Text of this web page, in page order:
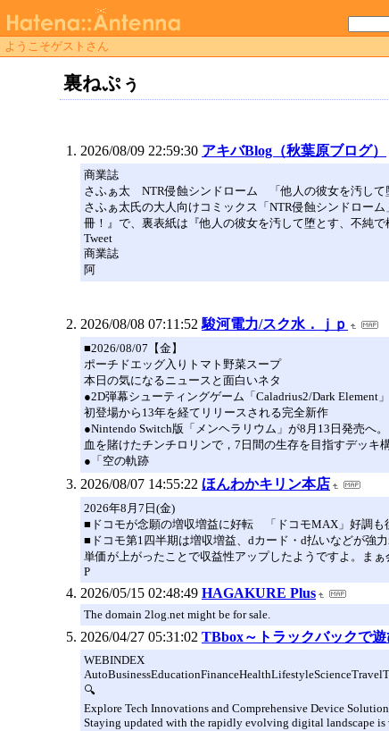
ようこそゲストさん
裏ねぷぅ
2026/08/09 22:59:30 アキバBlog（秋葉原ブログ）
商業誌
さふぁ太 NTR侵蝕シンドローム 「他人の彼女を汚して
さふぁ太氏の大人向けコミックス「NTR侵蝕シンドロー
冊！』で、裏表紙は『他人の彼女を汚して堕とす、不純
Tweet
商業誌
阿
2026/08/08 07:11:52 駿河電力/スク水．ｊｐ
■2026/08/07【金】
ポーチドエッグ入りトマト野菜スープ
本日の気になるニュースと面白いネタ
●2D弾幕シューティングゲーム「Caladrius2/Dark Element
初登場から13年を経てリリースされる完全新作
●Nintendo Switch版「メンヘラリウム」が8月13日発売へ。
血を賭けたチンチロリンで，7日間の生存を目指すデッキ
●「空の軌跡
2026/08/07 14:55:22 ほんわかキリン本店
2026年8月7日(金)
■ドコモが念願の増収増益に好転 「ドコモMAX」好調も
■ドコモ第1四半期は増収増益、dカード・d払いなどが強
単価が上がったことで収益性アップしたようですよ。ま
P
2026/05/15 02:48:49 HAGAKURE Plus
The domain 2log.net might be for sale.
2026/04/27 05:31:02 TBbox～トラックバックで遊
WEBINDEX
🔍
Explore Tech Innovations and Comprehensive Device
Staying updated with the rapidly evolving digital landscape